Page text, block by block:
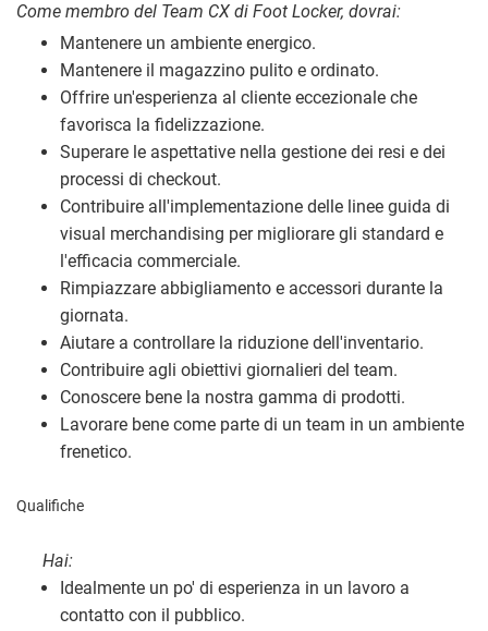
Come membro del Team CX di Foot Locker, dovrai:
Mantenere un ambiente energico.
Mantenere il magazzino pulito e ordinato.
Offrire un'esperienza al cliente eccezionale che
favorisca la fidelizzazione.
Superare le aspettative nella gestione dei resi e dei
processi di checkout.
Contribuire all'implementazione delle linee guida di
visual merchandising per migliorare gli standard e
l'efficacia commerciale.
Rimpiazzare abbigliamento e accessori durante la
giornata.
Aiutare a controllare la riduzione dell'inventario.
Contribuire agli obiettivi giornalieri del team.
Conoscere bene la nostra gamma di prodotti.
Lavorare bene come parte di un team in un ambiente
frenetico.
Qualifiche
Hai:
Idealmente un po' di esperienza in un lavoro a
contatto con il pubblico.